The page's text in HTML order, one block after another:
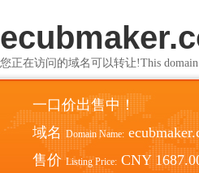
您正在访问的域名可以转让!This domain
一口价出售中！
域名 Domain Name:
售价 Listing Price: CNY